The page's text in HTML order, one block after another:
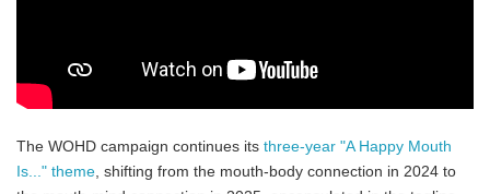
The WOHD campaign continues its three-year "A Happy Mouth
Is..." theme, shifting from the mouth-body connection in 2024 to